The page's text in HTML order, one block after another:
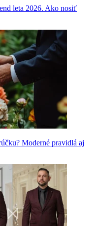
leta 2026. Ako nosiť
Moderné pravidlá aj